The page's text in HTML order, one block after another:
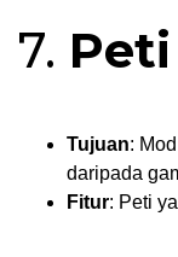
7.
Tujuan:
daripada
Fitur: Peti